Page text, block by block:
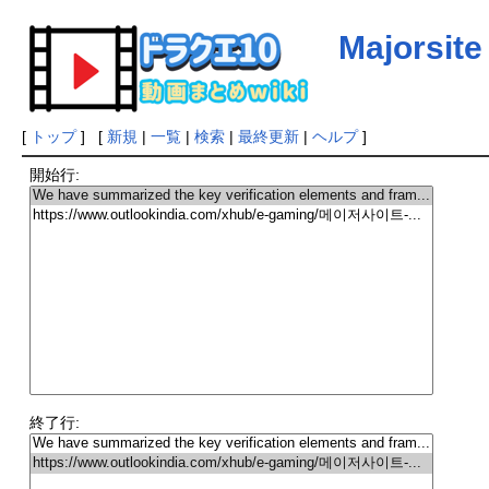
[ トップ] [ 新規 | 一覧| 検索| 最終更新| ヘルプ]
開始行:
終了行: